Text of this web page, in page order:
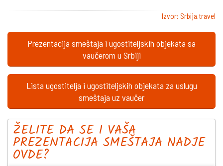
Izvor: Srbija.travel
Prezentacija smeštaja i ugostiteljskih objekata sa
vaučerom u Srbiji
Lista ugostitelja i ugostiteljskih objekata za uslugu
smeštaja uz vaučer
ŽELITE DA SE I VAŠA
PREZENTACIJA SMEŠTAJA NADJE
OVDE?